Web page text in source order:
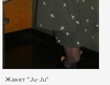
Жакет "Ju-Ju"